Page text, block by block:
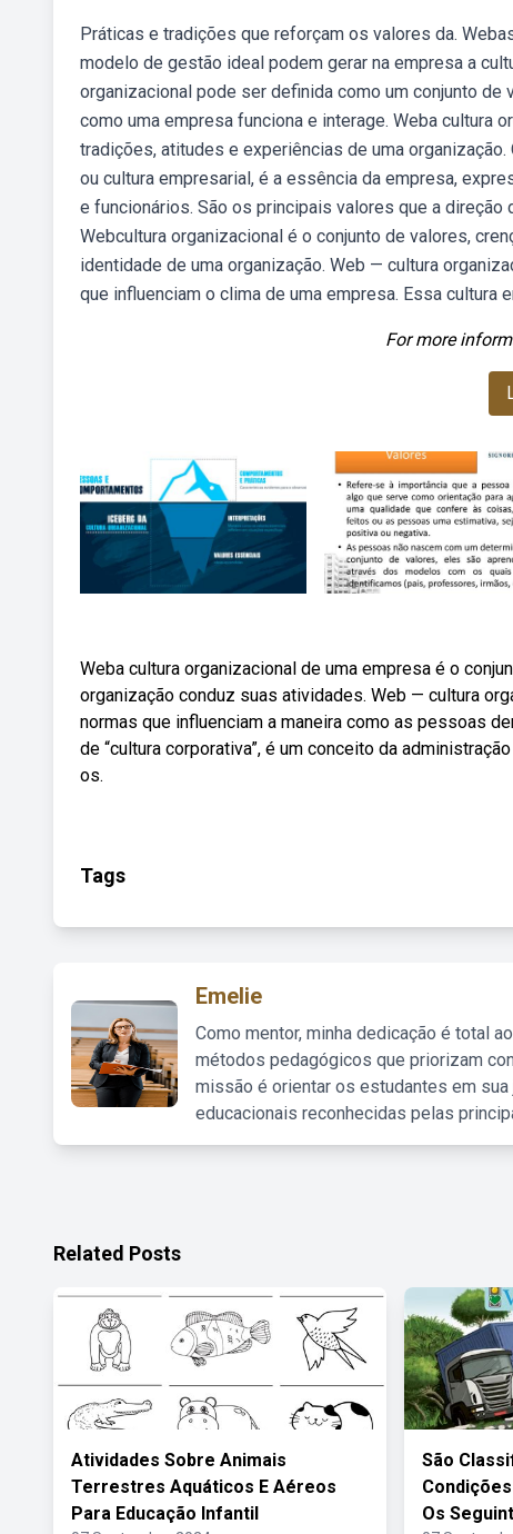
Práticas e tradições que reforçam os valores da.
modelo de gestão ideal podem gerar na empresa a
organizacional pode ser definida como um conjunto
como uma empresa funciona e interage. Weba cultura
tradições, atitudes e experiências de uma
ou cultura empresarial, é a essência da empresa,
e funcionários. São os principais valores que a
Webcultura organizacional é o conjunto de valores,
identidade de uma organização. Web — cultura
que influenciam o clima de uma empresa. Essa cultura
For more
Weba cultura organizacional de uma empresa é o
organização conduz suas atividades. Web — cultura
normas que influenciam a maneira como as pessoas
de “cultura corporativa”, é um conceito da
os.
Tags
Emelie
Como mentor, minha dedicação é total
métodos pedagógicos que priorizam
missão é orientar os estudantes em
educacionais reconhecidas pelas
Related Posts
Atividades Sobre Animais
Terrestres Aquáticos E Aéreos
Para Educação Infantil
São
Os